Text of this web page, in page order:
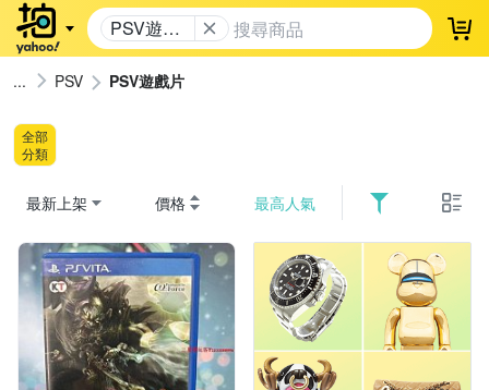
PSV遊戲
片
登
PSV PSV遊戲片
全部
分類
最新上架 價格 最高人氣